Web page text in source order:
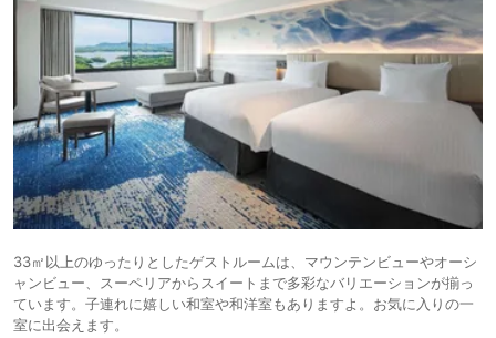
33㎡以上のゆったりとしたゲストルームは、マウンテンビューやオーシ
ャンビュー、スーペリアからスイートまで多彩なバリエーションが揃っ
ています。子連れに嬉しい和室や和洋室もありますよ。お気に入りの一
室に出会えます。